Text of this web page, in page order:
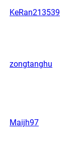
KeRan213539
zongtanghu
Maijh97